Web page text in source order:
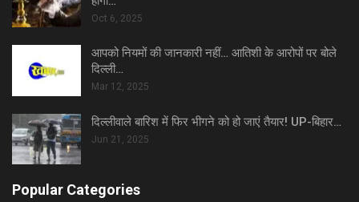
Oct 6, 2025
आपको नियमों की जानकारी नहीं… आतिशी के आरोपों पर बोले
दिल्ली…
Mar 12, 2025
दिल्लीवाले बारिश में फिर भीगने को हो जाएं तैयार! UP-बिहार…
Jun 21, 2025
Popular Categories